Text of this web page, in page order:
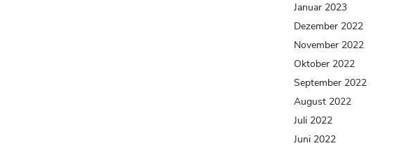
Januar 2023
Dezember 2022
November 2022
Oktober 2022
September 2022
August 2022
Juli 2022
Juni 2022